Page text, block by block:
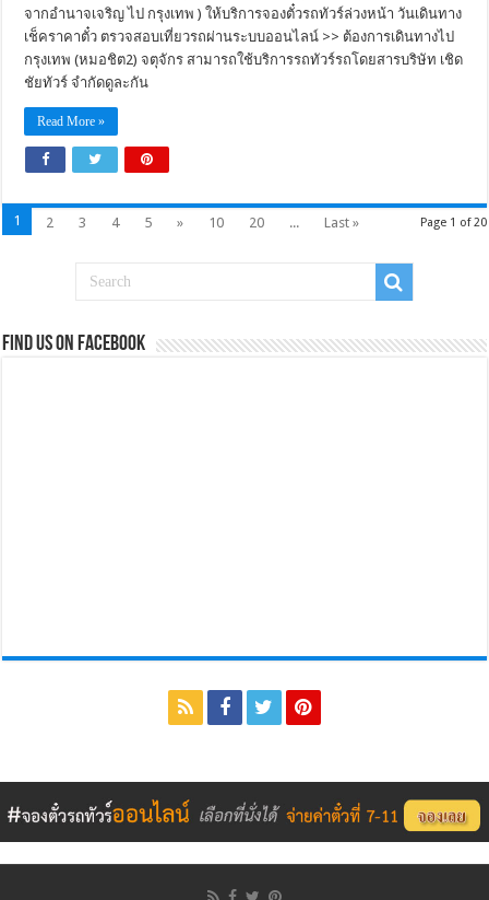
จากอำนาจเจริญ ไป กรุงเทพ ) ให้บริการจองตั๋วรถทัวร์ล่วงหน้า วันเดินทาง
เช็คราคาตั๋ว ตรวจสอบเที่ยวรถผ่านระบบออนไลน์ >> ต้องการเดินทางไป
กรุงเทพ (หมอชิต2) จตุจักร สามารถใช้บริการรถทัวร์รถโดยสารบริษัท เชิด
ชัยทัวร์ จำกัดดูละกัน
Read More »
Page 1 of 20
1 2 3 4 5 » 10 20 ... Last »
Find us on Facebook